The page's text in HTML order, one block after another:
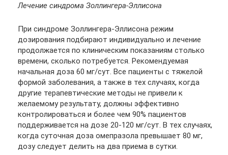
Лечение синдрома Золлингера-Эллисона
При синдроме Золлингера-Эллисона режим
дозирования подбирают индивидуально и лечение
продолжается по клиническим показаниям столько
времени, сколько потребуется. Рекомендуемая
начальная доза 60 мг/сут. Все пациенты с тяжелой
формой заболевания, а также в тех случаях, когда
другие терапевтические методы не привели к
желаемому результату, должны эффективно
контролироваться и более чем 90% пациентов
поддерживается на дозе 20-120 мг/сут. В тех случаях,
когда суточная доза омепразола превышает 80 мг,
дозу следует делить на два приема в сутки.